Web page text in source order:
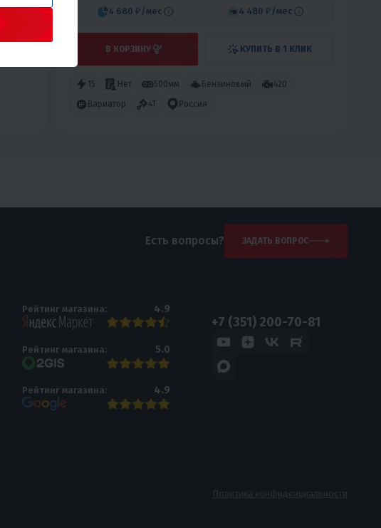
4 680 ₽ /мес 4 480 ₽ /мес
В КОРЗИНУ КУПИТЬ В 1 КЛИК
15 Нет 500мм Бензиновый
420
Вариатор
4T Россия
Есть вопросы? ЗАДАТЬ ВОПРОС
Рейтинг магазина: 4.9
Рейтинг магазина: 5.0
Рейтинг магазина: 4.9
+7 (351) 200-70-81